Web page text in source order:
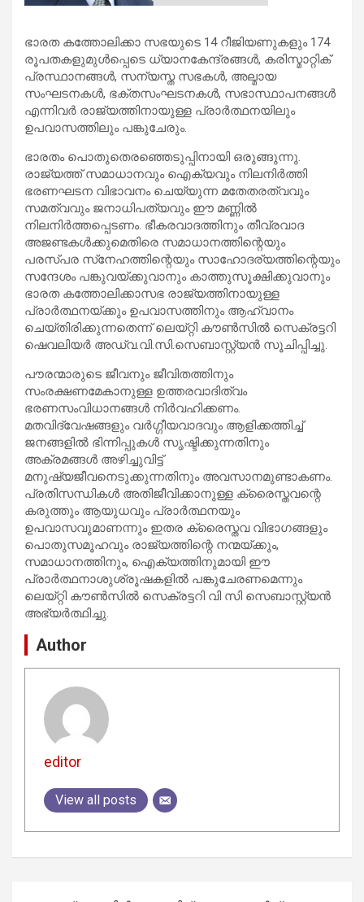
ഭാരത കത്തോലിക്കാ സഭയുടെ 14 റീജിയണുകളും 174
രൂപതകളുമുള്‍പ്പെടെ ധ്യാനകേന്ദ്രങ്ങള്‍, കരിസ്മാറ്റിക്
പ്രസ്ഥാനങ്ങള്‍, സന്യസ്ത സഭകള്‍, അല്മായ
സംഘടനകള്‍, ഭക്തസംഘടനകള്‍, സഭാസ്ഥാപനങ്ങള്‍
എന്നിവര്‍ രാജ്യത്തിനായുള്ള പ്രാര്‍ത്ഥനയിലും
ഉപവാസത്തിലും പങ്കുചേരും.
ഭാരതം പൊതുതെരഞ്ഞെടുപ്പിനായി ഒരുങ്ങുന്നു.
രാജ്യത്ത് സമാധാനവും ഐക്യവും നിലനിര്‍ത്തി
ഭരണഘടന വിഭാവനം ചെയ്യുന്ന മതേതരത്വവും
സമത്വവും ജനാധിപത്യവും ഈ മണ്ണില്‍
നിലനിര്‍ത്തപ്പെടണം. ഭീകരവാദത്തിനും തീവ്രവാദ
അജണ്ടകള്‍ക്കുമെതിരെ സമാധാനത്തിന്റെയും
പരസ്പര സ്‌നേഹത്തിന്റെയും സാഹോദര്യത്തിന്റെയും
സന്ദേശം പങ്കുവയ്ക്കുവാനും കാത്തുസൂക്ഷിക്കുവാനും
ഭാരത കത്തോലിക്കാസഭ രാജ്യത്തിനായുള്ള
പ്രാര്‍ത്ഥനയ്ക്കും ഉപവാസത്തിനും ആഹ്വാനം
ചെയ്തിരിക്കുന്നതെന്ന് ലെയ്റ്റി കൗണ്‍സില്‍ സെക്രട്ടറി
ഷെവലിയർ അഡ്വ.വി.സി.സെബാസ്റ്റ്യന്‍ സൂചിപ്പിച്ചു.
പൗരന്മാരുടെ ജീവനും ജീവിതത്തിനും
സംരക്ഷണമേകാനുള്ള ഉത്തരവാദിത്വം
ഭരണസംവിധാനങ്ങള്‍ നിര്‍വഹിക്കണം.
മതവിദ്വേഷങ്ങളും വര്‍ഗ്ഗീയവാദവും ആളിക്കത്തിച്ച്
ജനങ്ങളില്‍ ഭിന്നിപ്പുകള്‍ സൃഷ്ടിക്കുന്നതിനും
അക്രമങ്ങള്‍ അഴിച്ചുവിട്ട്
മനുഷ്യജീവനെടുക്കുന്നതിനും അവസാനമുണ്ടാകണം.
പ്രതിസന്ധികള്‍ അതിജീവിക്കാനുള്ള ക്രൈസ്തവന്റെ
കരുത്തും ആയുധവും പ്രാര്‍ത്ഥനയും
ഉപവാസവുമാണന്നും ഇതര ക്രൈസ്തവ വിഭാഗങ്ങളും
പൊതുസമൂഹവും രാജ്യത്തിന്റെ നന്മയ്ക്കും,
സമാധാനത്തിനും, ഐക്യത്തിനുമായി ഈ
പ്രാര്‍ത്ഥനാശുശ്രൂഷകളില്‍ പങ്കുചേരണമെന്നും
ലെയ്റ്റി കൗണ്‍സില്‍ സെക്രട്ടറി വി സി സെബാസ്റ്റ്യൻ
അഭ്യര്‍ത്ഥിച്ചു.
Author
editor
View all posts